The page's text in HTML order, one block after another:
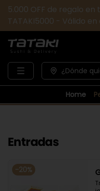
5.000 OFF de regalo
TATAKI5000 - Válido
¿Dónde
Home
Entradas
-20%